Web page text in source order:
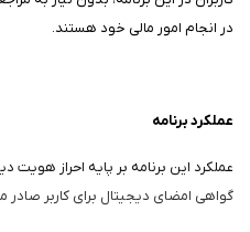
در انجام امور مالی خود هستند.
عملکرد برنامه
عملکرد این برنامه بر پایه احراز
گواهی امضای دیجیتال برای کاربر صادر